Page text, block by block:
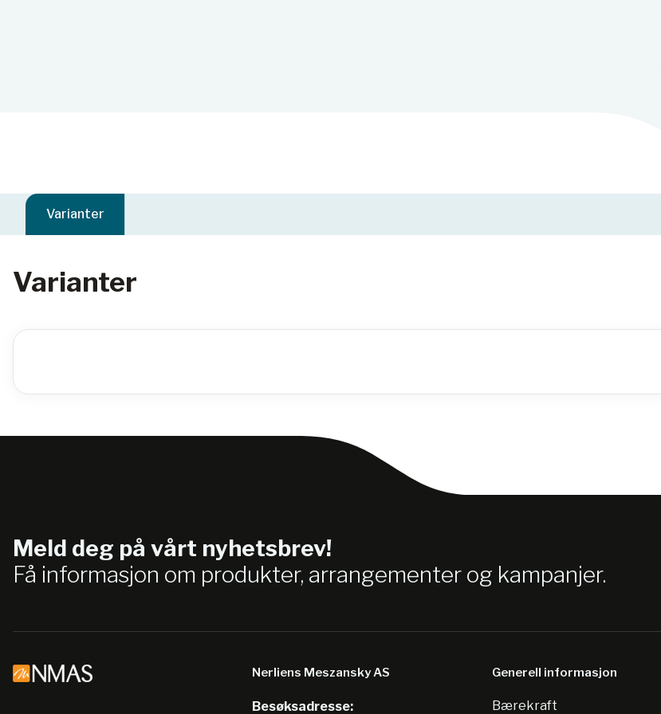
Varianter
Varianter
Meld deg på vårt nyhetsbrev!
Få informasjon om produkter, arrangementer og kampanjer.
Nerliens Meszansky AS
Besøksadresse:
Generell informasjon
Bærekraft